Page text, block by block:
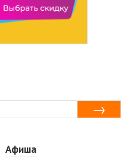
Афиша